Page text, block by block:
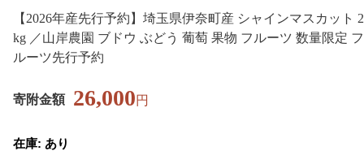
【2026年産先行予約】埼玉県伊奈町産 シャインマスカット 2
kg ／山岸農園 ブドウ ぶどう 葡萄 果物 フルーツ 数量限定 フ
ルーツ先行予約
寄附金額 26,000円
在庫: あり